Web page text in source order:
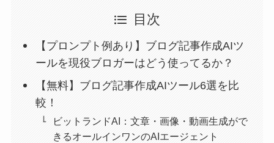
目次
【プロンプト例あり】ブログ記事作成AIツ
ールを現役ブロガーはどう使ってるか？
【無料】ブログ記事作成AIツール6選を比
較！
ビットランドAI：文章・画像・動画生成がで
きるオールインワンのAIエージェント